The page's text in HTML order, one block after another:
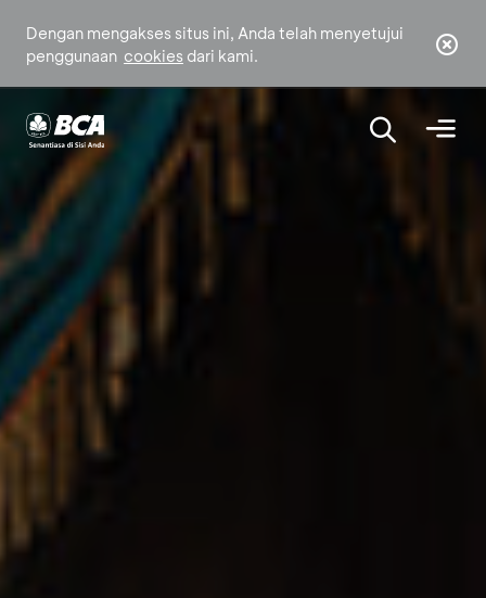
Dengan mengakses situs ini, Anda telah menyetujui
penggunaan cookies dari kami.